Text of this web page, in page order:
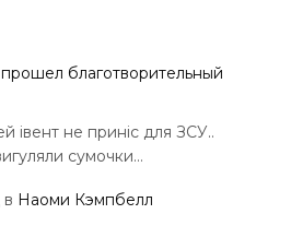
благотворительный
івент не приніс для ЗСУ..
сумочки…
в Наоми Кэмпбелл